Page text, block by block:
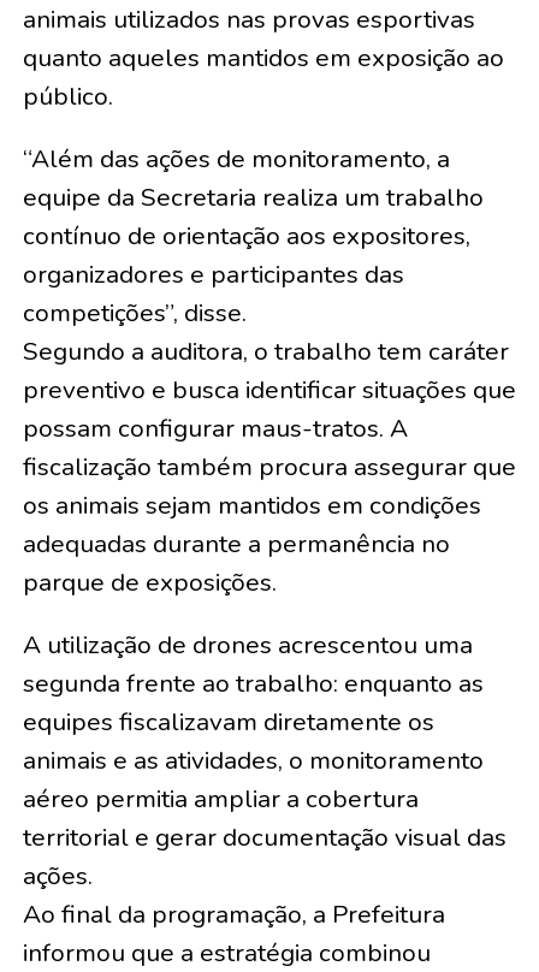
animais utilizados nas provas esportivas
quanto aqueles mantidos em exposição ao
público.
“Além das ações de monitoramento, a
equipe da Secretaria realiza um trabalho
contínuo de orientação aos expositores,
organizadores e participantes das
competições”, disse.
Segundo a auditora, o trabalho tem caráter
preventivo e busca identificar situações que
possam configurar maus-tratos. A
fiscalização também procura assegurar que
os animais sejam mantidos em condições
adequadas durante a permanência no
parque de exposições.
A utilização de drones acrescentou uma
segunda frente ao trabalho: enquanto as
equipes fiscalizavam diretamente os
animais e as atividades, o monitoramento
aéreo permitia ampliar a cobertura
territorial e gerar documentação visual das
ações.
Ao final da programação, a Prefeitura
informou que a estratégia combinou